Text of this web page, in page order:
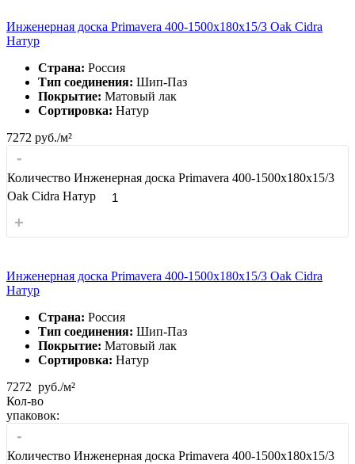
Инженерная доска Primavera 400-1500х180х15/3 Oak Cidra
Натур
Страна: Россия
Тип соединения: Шип-Паз
Покрытие: Матовый лак
Сортировка: Натур
7272 руб./м²
-
Количество Инженерная доска Primavera 400-1500х180х15/3
Oak Cidra Натур
+
Инженерная доска Primavera 400-1500х180х15/3 Oak Cidra
Натур
Страна: Россия
Тип соединения: Шип-Паз
Покрытие: Матовый лак
Сортировка: Натур
7272 руб./м²
Кол-во
упаковок:
-
Количество Инженерная доска Primavera 400-1500х180х15/3